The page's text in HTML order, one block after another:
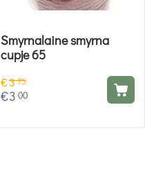
Smyrnalaine smyrna
cupje 65
€375
€3 00